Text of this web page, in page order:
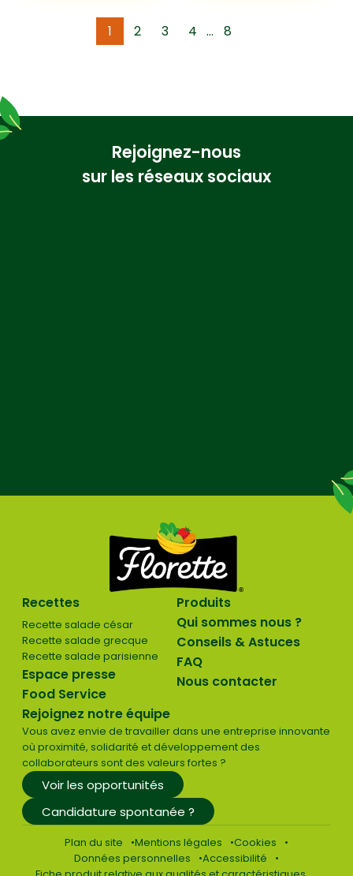
1 2 3 4 ... 8
Rejoignez-nous
sur les réseaux sociaux
Recettes
Recette salade césar
Recette salade grecque
Recette salade parisienne
Espace presse
Food Service
Produits
Qui sommes nous ?
Conseils & Astuces
FAQ
Nous contacter
Rejoignez notre équipe
Vous avez envie de travailler dans une entreprise innovante
où proximité, solidarité et développement des
collaborateurs sont des valeurs fortes ?
Voir les opportunités
Candidature spontanée ?
Plan du site Mentions légales
Cookies
Données personnelles
Accessibilité